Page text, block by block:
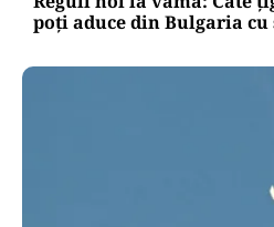
poți aduce din Bulgaria cu